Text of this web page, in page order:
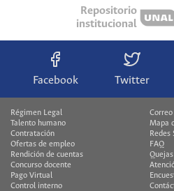
Repositorio
institucional
Facebook Twitter
Régimen Legal
Talento humano
Contratación
Ofertas de empleo
Rendición de cuentas
Concurso docente
Pago Virtual
Control interno
Mapa
Redes
FAQ